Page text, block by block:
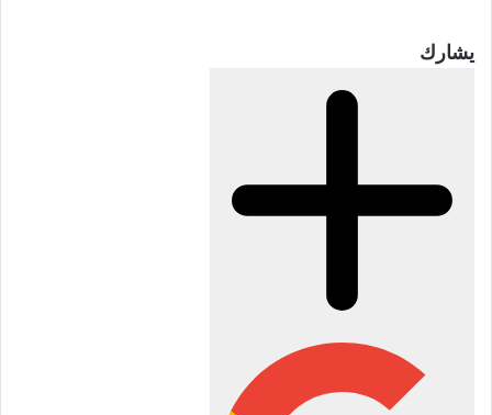
يشارك